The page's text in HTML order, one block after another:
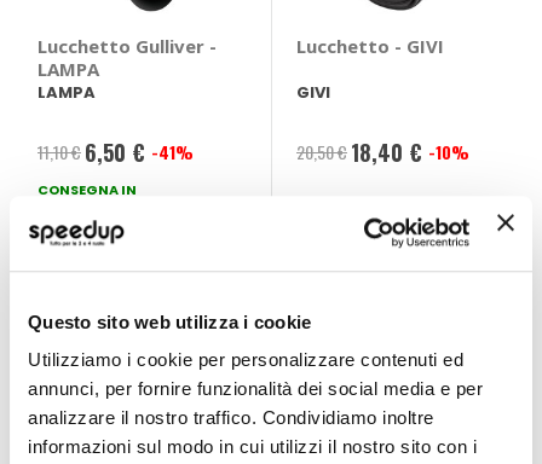
Questo sito web utilizza i cookie
Utilizziamo i cookie per personalizzare contenuti ed
annunci, per fornire funzionalità dei social media e per
analizzare il nostro traffico. Condividiamo inoltre
informazioni sul modo in cui utilizzi il nostro sito con i
Lucchetto Gulliver -
LAMPA
LAMPA
11,10 € Prezzo
speciale
6,50 € -41%
CONSEGNA IN
Lucchetto - GIVI
GIVI
20,50 € Prezzo
18,40 € -10%